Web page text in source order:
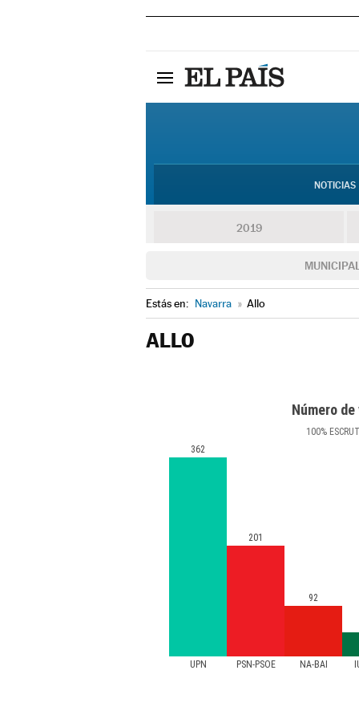
NOTICIAS
2019
Estás en: Navarra » Allo
ALLO
Número
100%
UPN PSN-PSOE NA-BAI
362
201
92